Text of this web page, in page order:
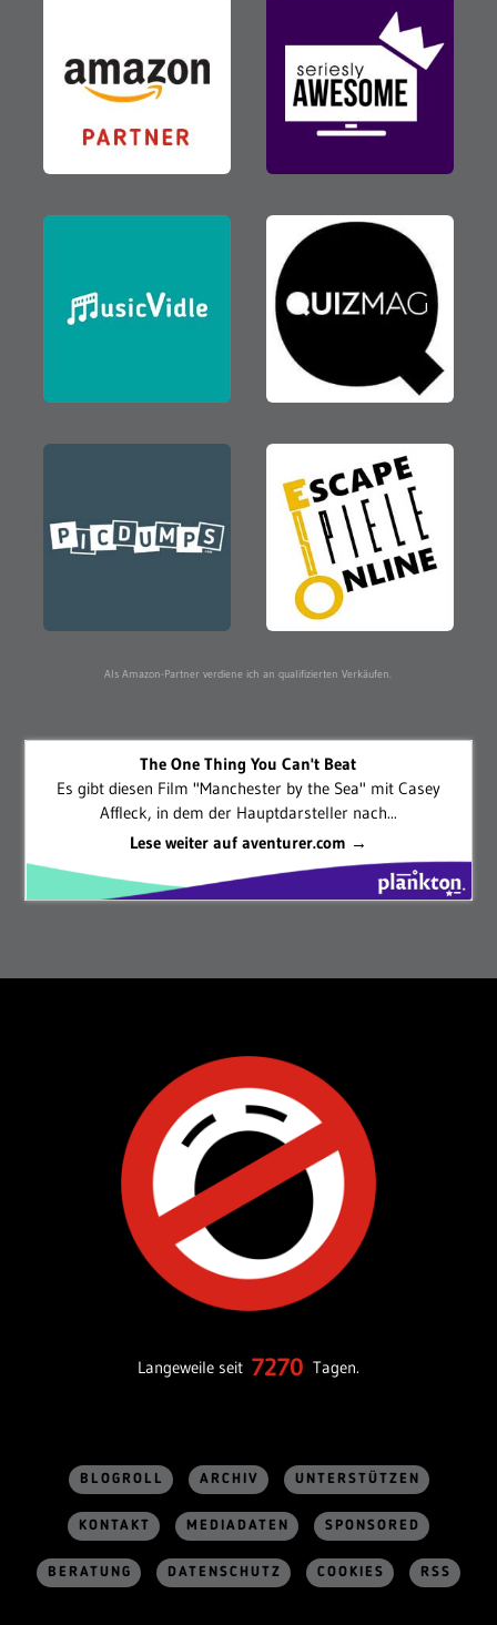
Als Amazon-Partner verdiene ich an qualifizierten Verkäufen.
The One Thing You Can't Beat
Es gibt diesen Film "Manchester by the Sea" mit Casey
Affleck, in dem der Hauptdarsteller nach...
Lese weiter auf aventurer.com →
Langeweile seit 7270 Tagen.
BLOGROLL ARCHIV UNTERSTÜTZEN
KONTAKT MEDIADATEN SPONSORED
BERATUNG DATENSCHUTZ COOKIES RSS